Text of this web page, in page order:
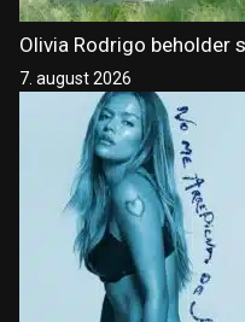
Olivia Rodrigo beholder
7. august 2026